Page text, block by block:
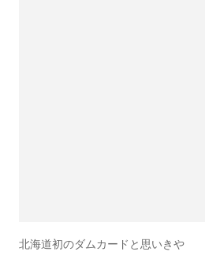
北海道初のダムカードと思いきや